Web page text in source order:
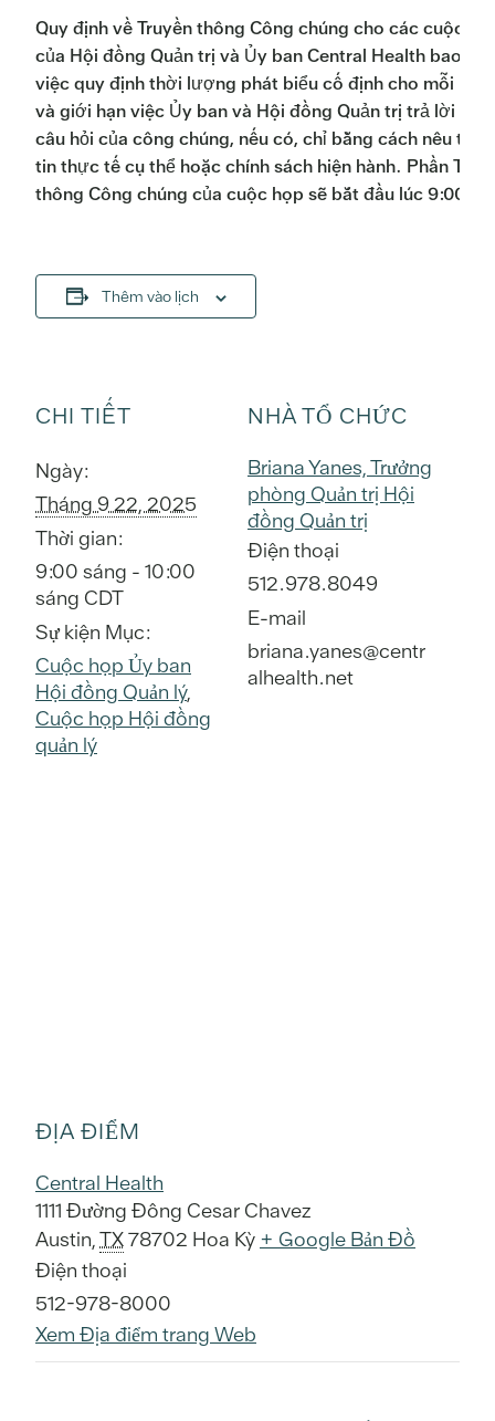
Quy định về Truyền thông Công chúng cho các cuộc
của Hội đồng Quản trị và Ủy ban Central Health bao
việc quy định thời lượng phát biểu cố định cho mỗi
và giới hạn việc Ủy ban và Hội đồng Quản trị trả lời các
câu hỏi của công chúng, nếu có, chỉ bằng cách nêu
tin thực tế cụ thể hoặc chính sách hiện hành. Phần
thông Công chúng của cuộc họp sẽ bắt đầu lúc 9:00
Thêm vào lịch
CHI TIẾT
Ngày:
Tháng 9 22, 2025
Thời gian:
9:00 sáng - 10:00
sáng CDT
Sự kiện Mục:
Cuộc họp Ủy ban
Hội đồng Quản lý,
Cuộc họp Hội đồng
quản lý
NHÀ TỔ CHỨC
Briana Yanes, Trưởng
phòng Quản trị Hội
đồng Quản trị
Điện thoại
512.978.8049
E-mail
briana.yanes@centr
alhealth.net
ĐỊA ĐIỂM
Central Health
1111 Đường Đông Cesar Chavez
Austin,TX78702 Hoa Kỳ + Google Bản Đồ
Điện thoại
512-978-8000
Xem Địa điểm trang Web